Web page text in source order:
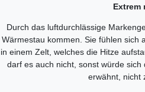
Extrem
Durch das luftdurchlässige
Wärmestau kommen. Sie fühlen sich
in einem Zelt, welches die Hitze
darf es auch nicht, sonst würde
erwähnt, nicht